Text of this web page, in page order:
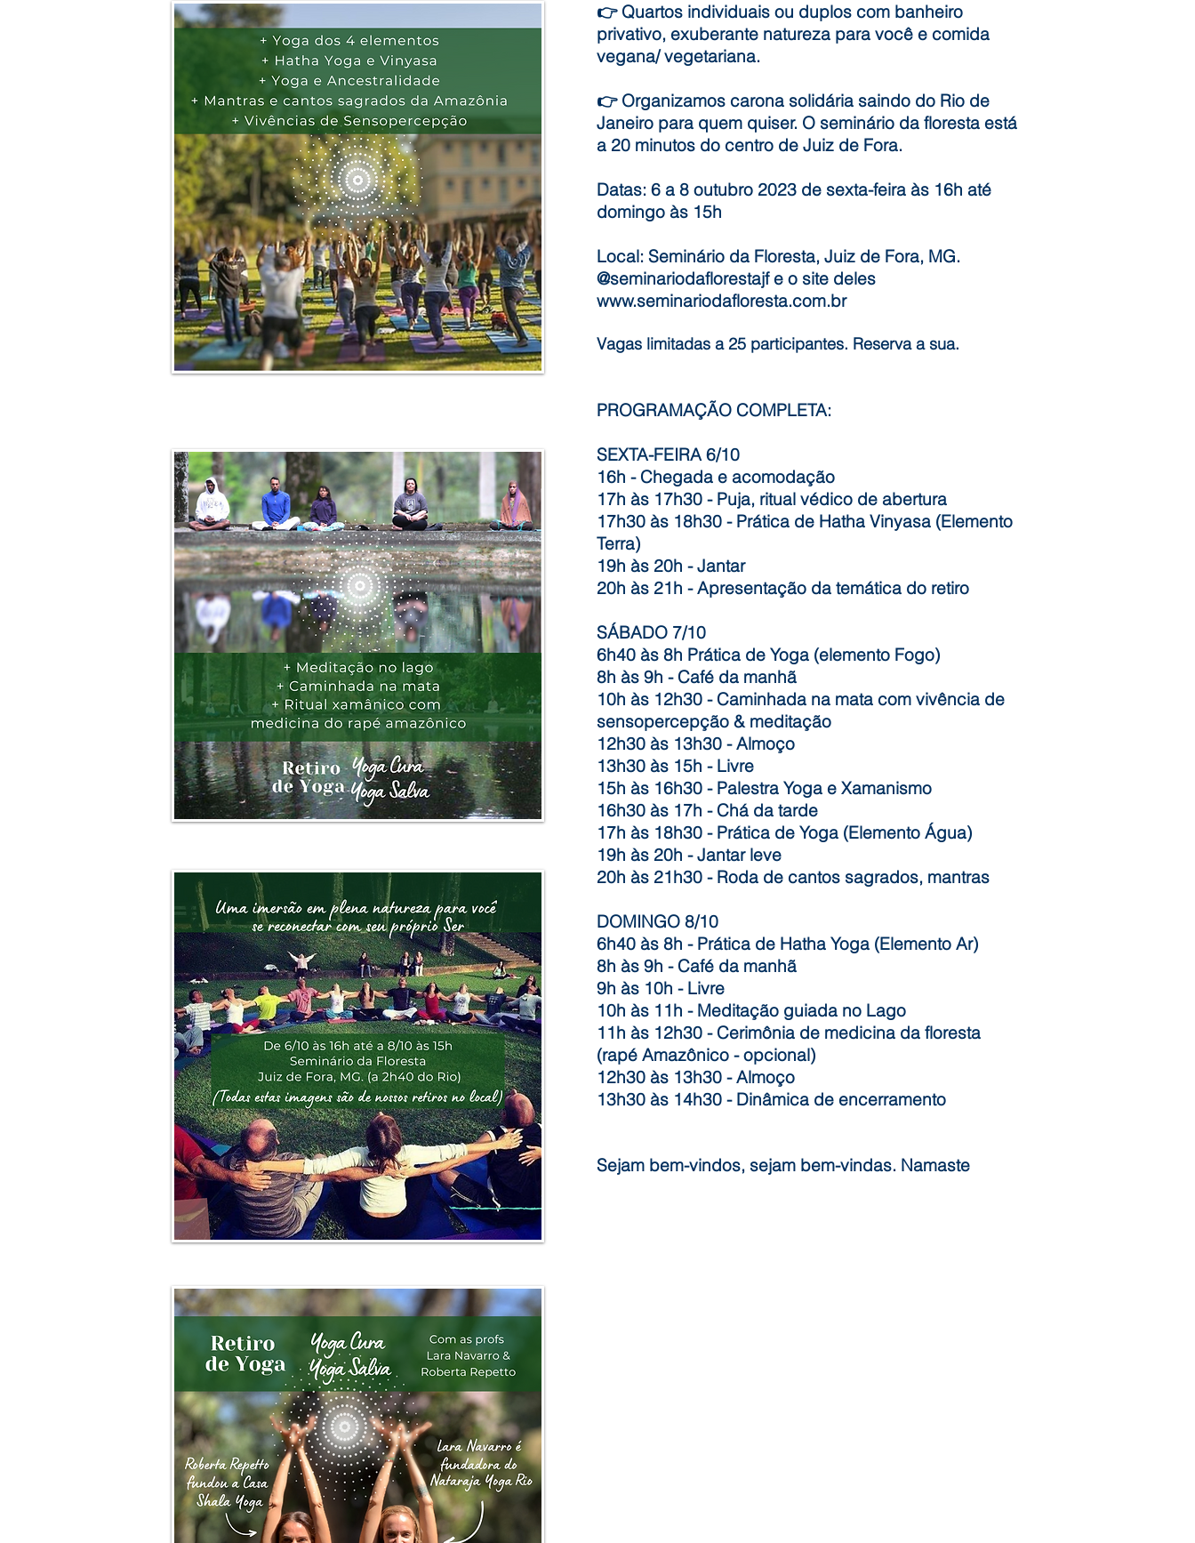
👉 Quartos individuais ou duplos com banheiro
privativo, exuberante natureza para você e comida
vegana/ vegetariana.
👉 Organizamos carona solidária saindo do Rio de
Janeiro para quem quiser. O seminário da floresta está
a 20 minutos do centro de Juiz de Fora.
Datas: 6 a 8 outubro 2023 de sexta-feira às 16h até
domingo às 15h
Local: Seminário da Floresta, Juiz de Fora, MG.
@seminariodaflorestajf e o site deles
www.seminariodafloresta.com.br
Vagas limitadas a 25 participantes. Reserva a sua.
PROGRAMAÇÃO COMPLETA:
SEXTA-FEIRA 6/10
16h - Chegada e acomodação
17h às 17h30 - Puja, ritual védico de abertura
17h30 às 18h30 - Prática de Hatha Vinyasa (Elemento
Terra)
19h às 20h - Jantar
20h às 21h - Apresentação da temática do retiro
SÁBADO 7/10
6h40 às 8h Prática de Yoga (elemento Fogo)
8h às 9h - Café da manhã
10h às 12h30 - Caminhada na mata com vivência de
sensopercepção & meditação
12h30 às 13h30 - Almoço
13h30 às 15h - Livre
15h às 16h30 - Palestra Yoga e Xamanismo
16h30 às 17h - Chá da tarde
17h às 18h30 - Prática de Yoga (Elemento Água)
19h às 20h - Jantar leve
20h às 21h30 - Roda de cantos sagrados, mantras
DOMINGO 8/10
6h40 às 8h - Prática de Hatha Yoga (Elemento Ar)
8h às 9h - Café da manhã
9h às 10h - Livre
10h às 11h - Meditação guiada no Lago
11h às 12h30 - Cerimônia de medicina da floresta
(rapé Amazônico - opcional)
12h30 às 13h30 - Almoço
13h30 às 14h30 - Dinâmica de encerramento
Sejam bem-vindos, sejam bem-vindas. Namaste